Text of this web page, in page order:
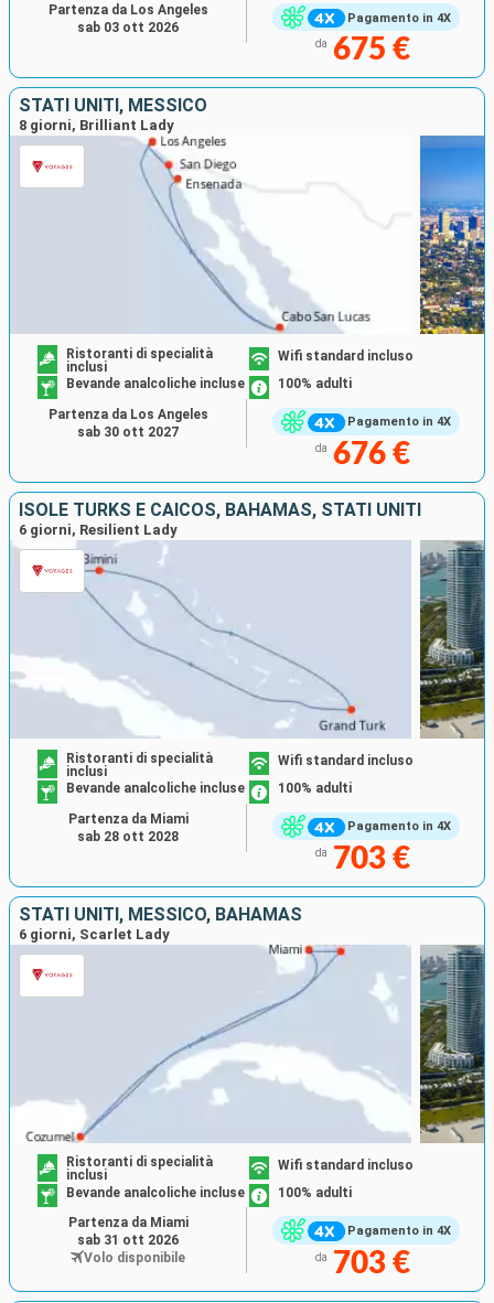
Pagamento in 4X
da 675 €
Partenza da Los Angeles
sab 03 ott 2026
STATI UNITI, MESSICO
8 giorni, Brilliant Lady
Pagamento in 4X
Ristoranti di specialità
inclusi
Wifi standard incluso
Bevande analcoliche incluse
100% adulti
da 676 €
Partenza da Los Angeles
sab 30 ott 2027
ISOLE TURKS E CAICOS, BAHAMAS, STATI UNITI
6 giorni, Resilient Lady
Pagamento in 4X
Ristoranti di specialità
inclusi
Wifi standard incluso
Bevande analcoliche incluse
100% adulti
da 703 €
Partenza da Miami
sab 28 ott 2028
STATI UNITI, MESSICO, BAHAMAS
6 giorni, Scarlet Lady
Pagamento in 4X
Ristoranti di specialità
inclusi
Wifi standard incluso
Bevande analcoliche incluse
100% adulti
da 703 €
Partenza da Miami
sab 31 ott 2026
Volo disponibile